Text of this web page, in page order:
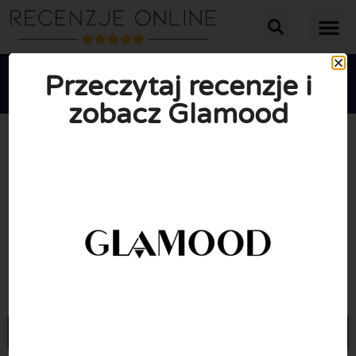

Przeczytaj recenzje i
zobacz Glamood